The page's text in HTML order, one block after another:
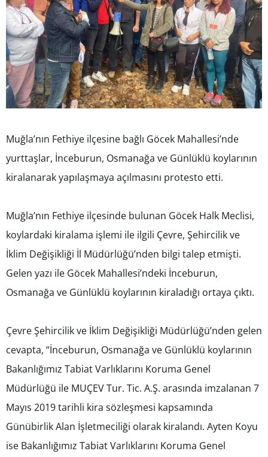
Muğla’nın Fethiye ilçesine bağlı Göcek Mahallesi’nde
yurttaşlar, İnceburun, Osmanağa ve Günlüklü koylarının
kiralanarak yapılaşmaya açılmasını protesto etti.
Muğla’nın Fethiye ilçesinde bulunan Göcek Halk Meclisi,
koylardaki kiralama işlemi ile ilgili Çevre, Şehircilik ve
İklim Değişikliği İl Müdürlüğü’nden bilgi talep etmişti.
Gelen yazı ile Göcek Mahallesi’ndeki İnceburun,
Osmanağa ve Günlüklü koylarının kiraladığı ortaya çıktı.
Çevre Şehircilik ve İklim Değişikliği Müdürlüğü’nden gelen
cevapta, “İnceburun, Osmanağa ve Günlüklü koylarının
Bakanlığımız Tabiat Varlıklarını Koruma Genel
Müdürlüğü ile MUÇEV Tur. Tic. A.Ş. arasında imzalanan 7
Mayıs 2019 tarihli kira sözleşmesi kapsamında
Günübirlik Alan İşletmeciliği olarak kiralandı. Ayten Koyu
ise Bakanlığımız Tabiat Varlıklarını Koruma Genel